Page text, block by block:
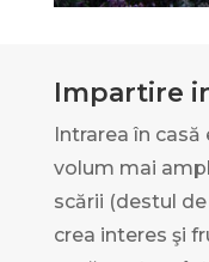
Impartire
Intrarea în
volum mai
scării (destul
crea interes şi